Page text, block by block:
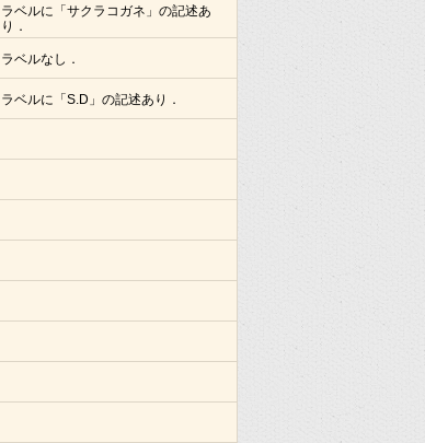
ラベルに「サクラコガネ」の記述あ
り．
ラベルなし．
ラベルに「S.D」の記述あり．